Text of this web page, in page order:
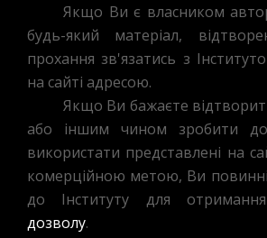
Якщо Ви є власником
будь-який матеріал,
прохання зв'язатись з
на сайті адресою.
Якщо Ви бажаєте
або іншим чином зробити
використати представлені на
комерційною метою, Ви
до Інституту для отримання
дозволу.